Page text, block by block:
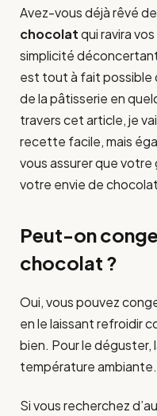
Avez-vous déjà rêvé
chocolatqui ravira
simplicité
est tout à fait possible
de la pâtisserie en
travers cet article, je
recette facile, mais
vous assurer que
votre envie de
Peut-on
chocolat ?
Oui, vous pouvez
en le laissant refroidir
bien. Pour le
température ambiante.
Si vous recherchez